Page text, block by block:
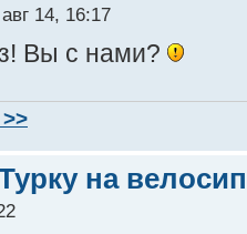
14, 16:17
Вы с нами?
на